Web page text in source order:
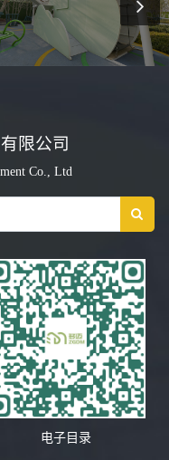
限公司
Co., Ltd
电子目录